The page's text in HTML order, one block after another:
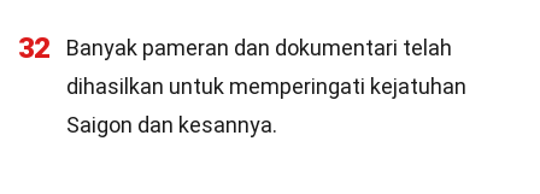
32
Banyak pameran dan dokumentari telah
dihasilkan untuk memperingati kejatuhan
Saigon dan kesannya.